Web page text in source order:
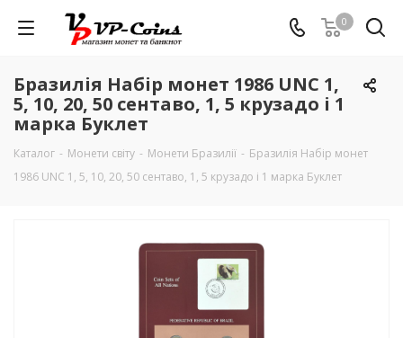
0
Бразилія Набір монет 1986 UNC 1,
5, 10, 20, 50 сентаво, 1, 5 крузадо і 1
марка Буклет
Каталог - Монети світу - Монети Бразилії - Бразилія Набір монет
1986 UNC 1, 5, 10, 20, 50 сентаво, 1, 5 крузадо і 1 марка Буклет